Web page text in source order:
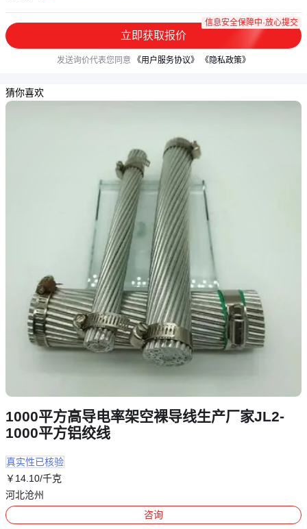
立即获取报价
信息安全保障中·放心提交
发送询价代表您同意 《用户服务协议》 《隐私政策》
猜你喜欢
1000平方高导电率架空裸导线生产厂家JL2-
1000平方铝绞线
真实性已核验
￥ 14 .10/千克
河北沧州
咨询